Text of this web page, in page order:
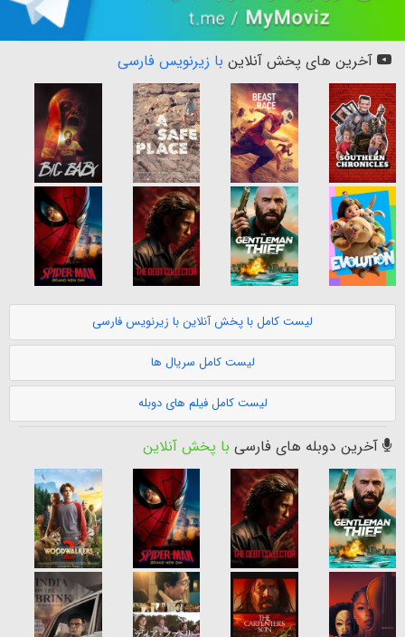
آخرین های پخش آنلاین با زیرنویس فارسی
لیست کامل با پخش آنلاین با زیرنویس فارسی
لیست کامل سریال ها
لیست کامل فیلم های دوبله
آخرین دوبله های فارسی با پخش آنلاین